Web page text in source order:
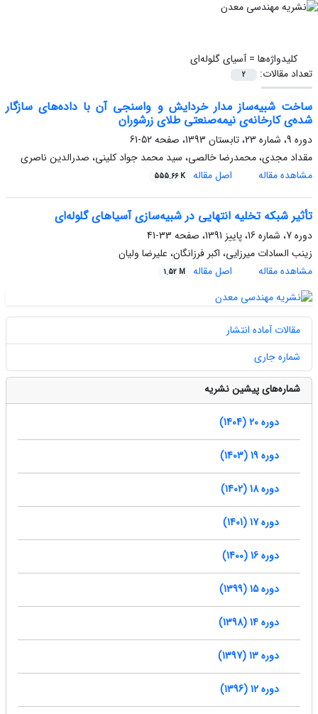
کلیدواژه‌ها =آسیای گلوله‌ای
تعداد مقالات:
2
ساخت شبیه‌ساز مدار خردایش و واسنجی آن با داده‌های سازگار
شده‌ی کارخانه‌ی نیمه‌صنعتی طلای زرشوران
دوره 9، شماره 23، تابستان 1393، صفحه
52-61
مقداد مجدی، محمدرضا خالصی، سید محمد جواد کلینی، صدرالدین ناصری
مشاهده مقاله
اصل مقاله 555.66 K
تأثیر شبکه تخلیه انتهایی در شبیه‌سازی آسیاهای گلوله‌ای
دوره 7، شماره 16، پاییز 1391، صفحه
33-41
زینب السادات میرزایی، اکبر فرزانگان، علیرضا ولیان
مشاهده مقاله
اصل مقاله 1.52 M
مقالات آماده انتشار
شماره جاری
شماره‌های پیشین نشریه
دوره 20 (1404)
دوره 19 (1403)
دوره 18 (1402)
دوره 17 (1401)
دوره 16 (1400)
دوره 15 (1399)
دوره 14 (1398)
دوره 13 (1397)
دوره 12 (1396)